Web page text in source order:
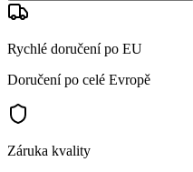
Rychlé doručení po EU
Doručení po celé Evropě
Záruka kvality